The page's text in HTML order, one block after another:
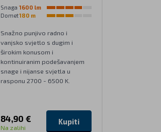
Snaga 1600 lm
Domet180 m
Snažno punjivo radno i
vanjsko svjetlo s dugim i
širokim konusom i
kontinuiranim podešavanjem
snage i nijanse svjetla u
rasponu 2700 - 6500 K.
84,90 €
Na zalihi
Kupiti